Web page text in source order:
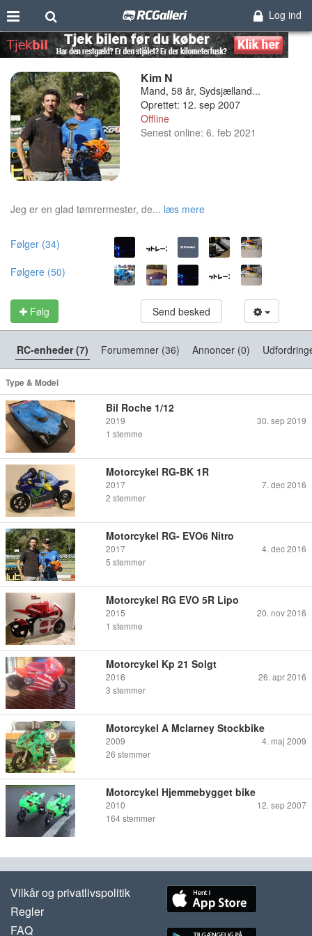
Log ind
Kim N
Mand, 58 år, Sydsjælland...
Oprettet: 12. sep 2007
Offline
Senest online: 6. feb 2021
Jeg er en glad tømrermester, de... læs mere
Følger (34)
Følgere (50)
Følg Send besked
RC-enheder (7) Forumemner (36) Annoncer (0)
Type & Model
Bil Roche 1/12
2019
30. sep 2019
1 stemme
Motorcykel RG-BK 1R
2017
7. dec 2016
2 stemmer
Motorcykel RG- EVO6 Nitro
2017
4. dec 2016
5 stemmer
Motorcykel RG EVO 5R Lipo
2015
20. nov 2016
1 stemme
Motorcykel Kp 21 Solgt
2016
26. apr 2016
3 stemmer
Motorcykel A Mclarney Stockbike
2009
4. maj 2009
26 stemmer
Motorcykel Hjemmebygget bike
2010
12. sep 2007
164 stemmer
Vilkår og privatlivspolitik
Regler
FAQ